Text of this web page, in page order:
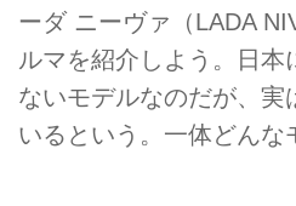
ーダ ニーヴァ（LADA
ルマを紹介しよう。日本
ないモデルなのだが、実
いるという。一体どんな